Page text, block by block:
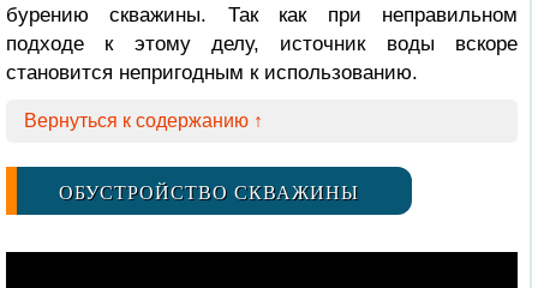
бурению скважины. Так как при неправильном
подходе к этому делу, источник воды вскоре
становится непригодным к использованию.
Вернуться к содержанию ↑
ОБУСТРОЙСТВО СКВАЖИНЫ